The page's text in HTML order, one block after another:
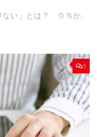
い」とは？ ０％か、
0